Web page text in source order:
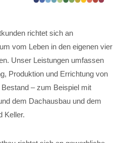
richtet sich an
vom Leben in den eigenen vier
Unser Leistungen umfassen
Produktion und Errichtung von
– zum Beispiel mit
dem Dachausbau und dem
Keller.